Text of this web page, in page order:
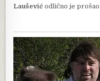
Lauševićodlično je prošao